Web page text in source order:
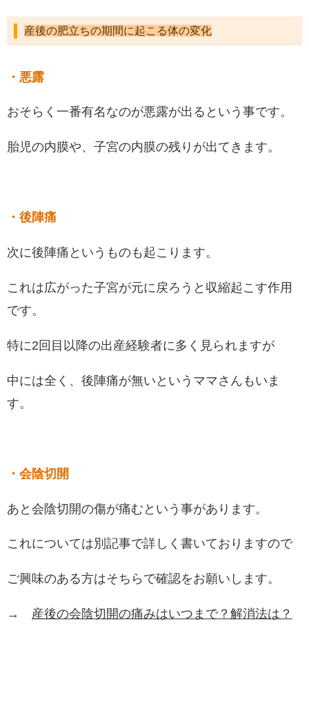
産後の肥立ちの期間に起こる体の変化
・悪露
おそらく一番有名なのが悪露が出るという事です。
胎児の内膜や、子宮の内膜の残りが出てきます。
・後陣痛
次に後陣痛というものも起こります。
これは広がった子宮が元に戻ろうと収縮起こす作用
です。
特に2回目以降の出産経験者に多く見られますが
中には全く、後陣痛が無いというママさんもいま
す。
・会陰切開
あと会陰切開の傷が痛むという事があります。
これについては別記事で詳しく書いておりますので
ご興味のある方はそちらで確認をお願いします。
→ 産後の会陰切開の痛みはいつまで？解消法は？